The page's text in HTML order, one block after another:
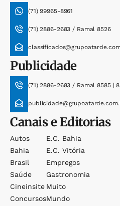
(71) 99965-8961
(71) 2886-2683 / Ramal 8526
Publicidade
(71) 2886-2683 / Ramal 8585 |
Canais e Editorias
Autos
Bahia
Brasil
Saúde
Cineinsite
Concursos
E.c. Bahia
E.c. Vitória
Empregos
Gastronomia
Muito
Mundo